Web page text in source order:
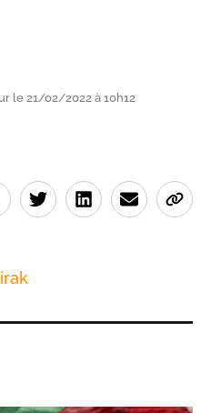
le 21/02/2022 à 10h12